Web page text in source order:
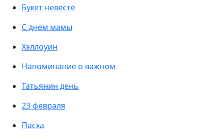
Букет невесте
С днем мамы
Хэллоуин
Напоминание о важном
Татьянин день
23 февраля
Пасха